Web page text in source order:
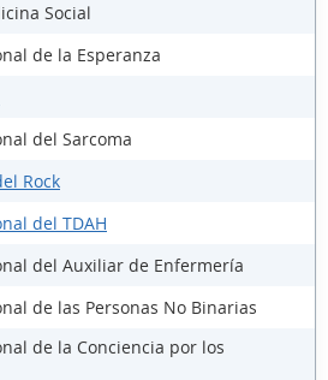
Social
de la Esperanza
del Sarcoma
Rock
del TDAH
del Auxiliar de Enfermería
de las Personas No Binarias
de la Conciencia por los